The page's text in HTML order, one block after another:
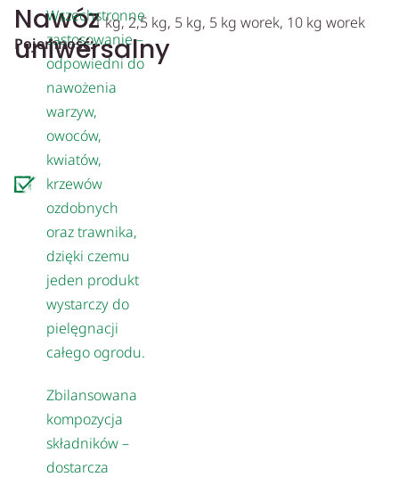
Nawóz
uniwersalny
Wszechstronne
zastosowanie –
odpowiedni do
nawożenia
warzyw,
owoców,
kwiatów,
krzewów
ozdobnych
oraz trawnika,
dzięki czemu
jeden produkt
wystarczy do
pielęgnacji
całego ogrodu.
Zbilansowana
kompozycja
składników –
dostarcza
Pojemność:
1 kg, 2,5 kg, 5 kg, 5 kg worek, 10 kg worek